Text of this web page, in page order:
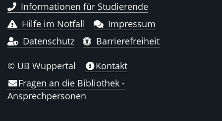
Informationen für Studierende
Hilfe im Notfall
Impressum
Datenschutz
Barrierefreiheit
© UB Wuppertal
Kontakt
Fragen an die Bibliothek -
Ansprechpersonen